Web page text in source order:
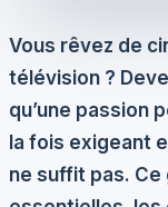
Vous rêvez de
télévision ?
qu’une passion
la fois exigeant
ne suffit pas.